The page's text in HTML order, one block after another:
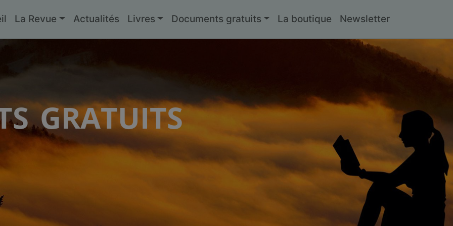
La Revue Actualités Livres Documents gratuits La boutique Newsletter
gratuits